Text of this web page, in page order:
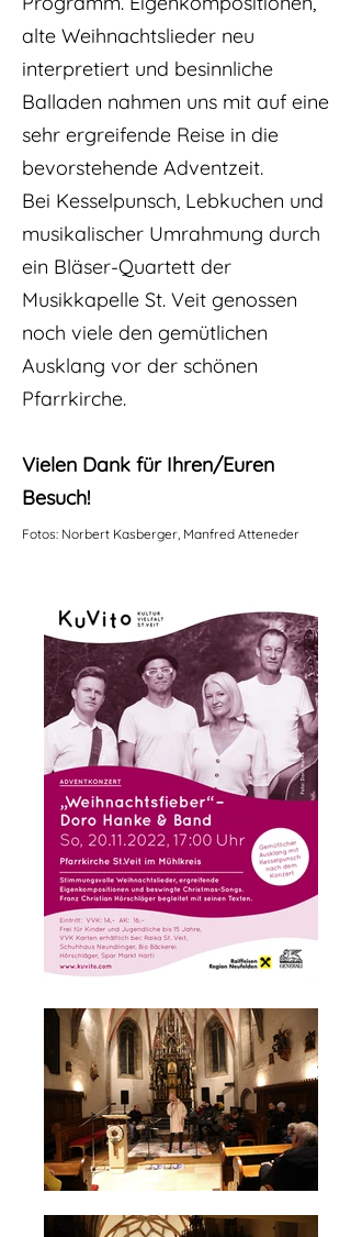
alte Weihnachtslieder neu
interpretiert und besinnliche
Balladen nahmen uns mit auf eine
sehr ergreifende Reise in die
bevorstehende Adventzeit.
Bei Kesselpunsch, Lebkuchen und
musikalischer Umrahmung durch
ein Bläser-Quartett der
Musikkapelle St. Veit genossen
noch viele den gemütlichen
Ausklang vor der schönen
Pfarrkirche.
Vielen Dank für Ihren/Euren
Besuch!
Fotos: Norbert Kasberger, Manfred Atteneder